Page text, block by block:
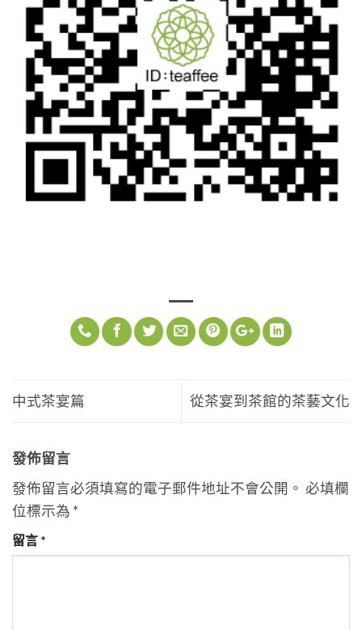
中式茶宴篇 從茶宴到茶館的茶藝文化
發佈留言
發佈留言必須填寫的電子郵件地址不會公開。 必填欄
位標示為 *
留言 *